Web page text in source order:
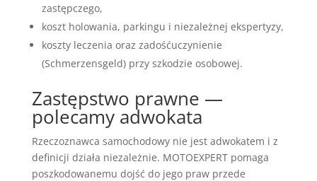
zastępczego,
koszt holowania, parkingu i niezależnej ekspertyzy,
koszty leczenia oraz zadośćuczynienie
(Schmerzensgeld) przy szkodzie osobowej.
Zastępstwo prawne —
polecamy adwokata
Rzeczoznawca samochodowy nie jest adwokatem i z
definicji działa niezależnie. MOTOEXPERT pomaga
poszkodowanemu dojść do jego praw przede